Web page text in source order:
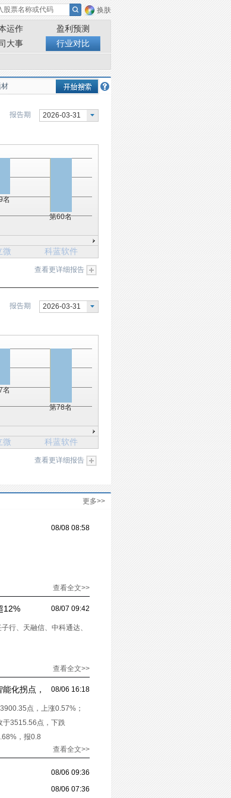
换肤
运作
盈利预测
大事 行业对比
2026-03-31
报告期
微 科蓝软件
名
第60名
查看更详细报告
2026-03-31
报告期
微 科蓝软件
名
第78名
查看更详细报告
更多>>
08/08 08:58
查看全文>>
08/07 09:42
12%
行、天融信、中科通达、
查看全文>>
08/06 16:18
化拐点，
点，上涨0.57%；
于3515.56点，下跌
，报0.8
查看全文>>
08/06 09:36
08/06 07:36